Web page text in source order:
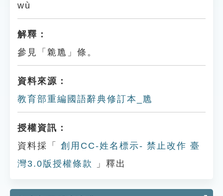
wù
解釋：
參見「臲卼」條。
資料來源：
教育部重編國語辭典修訂本_卼
授權資訊：
資料採「
創用CC-姓名標示- 禁止改作 臺
灣3.0版授權條款
」釋出